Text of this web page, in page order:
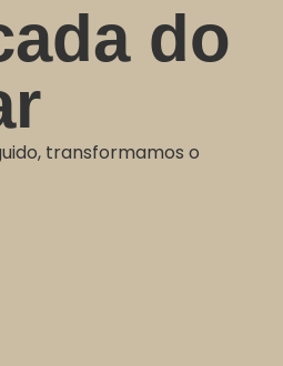
do
transformamos o